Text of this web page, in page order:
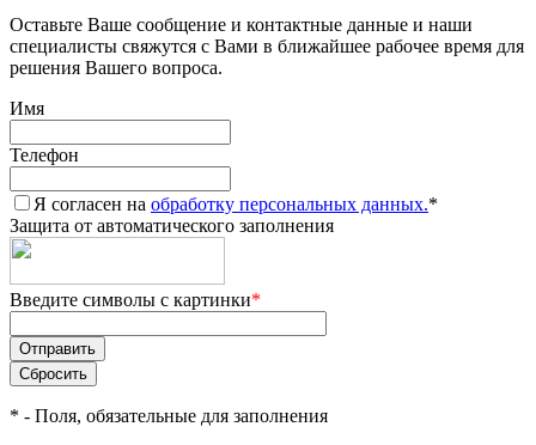
Оставьте Ваше сообщение и контактные данные и наши
специалисты свяжутся с Вами в ближайшее рабочее время для
решения Вашего вопроса.
Имя
Телефон
Я согласен на обработку персональных данных.*
Защита от автоматического заполнения
Введите символы с картинки*
* - Поля, обязательные для заполнения